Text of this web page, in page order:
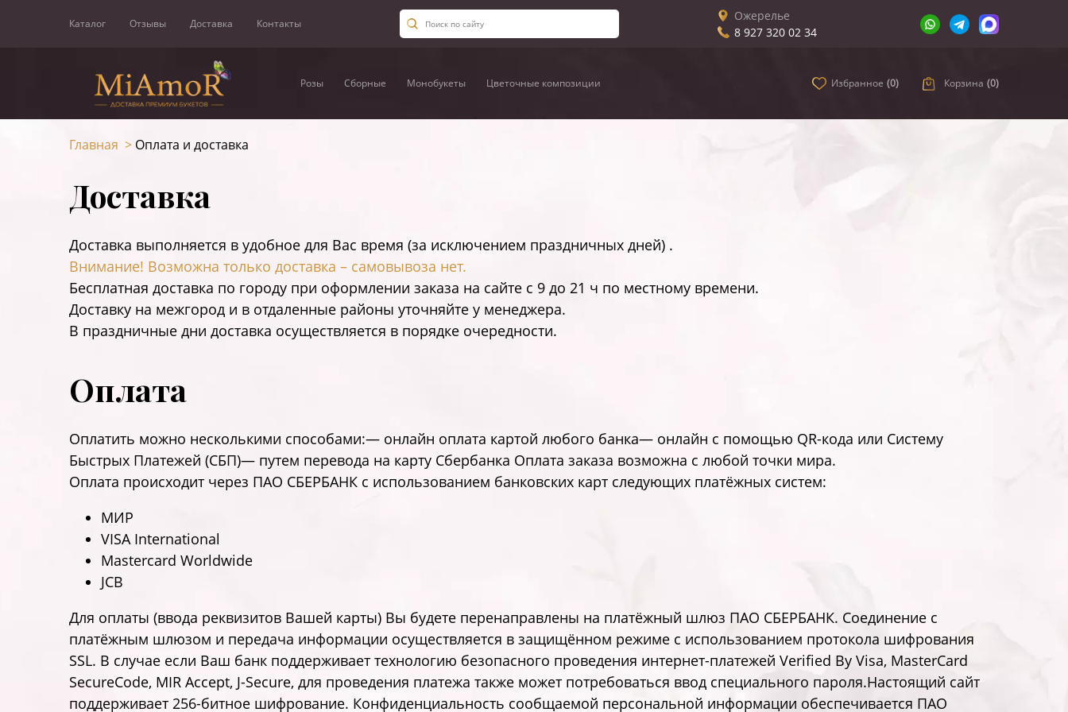
Каталог Отзывы Доставка Контакты
Ожерелье
8 927 320 02 34
Розы Сборные Монобукеты Цветочные композиции Избранное (0) Корзина (0)
Главная > Оплата и доставка
Доставка
Доставка выполняется в удобное для Вас время (за исключением праздничных дней) .
Внимание! Возможна только доставка – самовывоза нет.
Бесплатная доставка по городу при оформлении заказа на сайте c 9 до 21 ч по местному времени.
Доставку на межгород и в отдаленные районы уточняйте у менеджера.
В праздничные дни доставка осуществляется в порядке очередности.
Оплата
Оплатить можно несколькими способами:— онлайн оплата картой любого банка— онлайн с помощью QR-кода или Систему
Быстрых Платежей (СБП)— путем перевода на карту Сбербанка Оплата заказа возможна с любой точки мира.
Оплата происходит через ПАО СБЕРБАНК с использованием банковских карт следующих платёжных систем:
МИР
VISA International
Mastercard Worldwide
JCB
Для оплаты (ввода реквизитов Вашей карты) Вы будете перенаправлены на платёжный шлюз ПАО СБЕРБАНК. Соединение с
платёжным шлюзом и передача информации осуществляется в защищённом режиме с использованием протокола шифрования
SSL. В случае если Ваш банк поддерживает технологию безопасного проведения интернет-платежей Verified By Visa, MasterCard
SecureCode, MIR Accept, J-Secure, для проведения платежа также может потребоваться ввод специального пароля.Настоящий сайт
поддерживает 256-битное шифрование. Конфиденциальность сообщаемой персональной информации обеспечивается ПАО